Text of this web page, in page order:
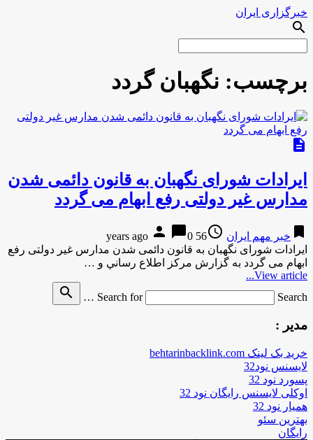
خبرگزاری ایران
search
برچسب: نگهبان گردد
description
ایرادات شورای نگهبان به قانون دائمی شدن
مدارس غیر دولتی رفع ابهام می گردد
bookmark خبر مهم ایران access_time
56 years ago
person chat_bubble0
ایرادات شورای نگهبان به قانون دائمی شدن مدارس غیر دولتی رفع
ابهام می گردد به گزارش مركز اطلاع رساني و …
View article...
Search for
Search …
search
مدیر :
خرید بک لینک behtarinbacklink.com
لایسنس نود32
پسورد نود 32
اوکلی لایسنس رایگان نود 32
همیار نود 32
بهترین سئو
رایگان